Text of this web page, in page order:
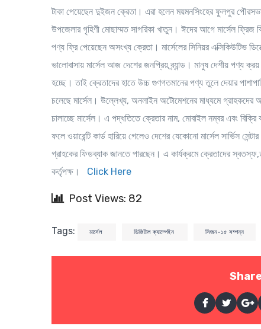
টাকা পেয়েছেন দুইজন ক্রেতা। এরা হলেন ময়মনসিংহের ফুলপুর
উপজেলার গৃহিণী মোছাম্মত সাগরিকা খাতুন। ঈদের আগে মার্সেল ফ্রিজ
পণ্য ফ্রি পেয়েছেন অসংখ্য ক্রেতা। মার্সেলের সিনিয়র
ভালোবাসায় মার্সেল আজ দেশের জনপ্রিয় ব্র্যান্ড। মানুষ দেশীয় পণ্য
হচ্ছে। তাই ক্রেতাদের হাতে উচ্চ গুণগতমানের পণ্য তুলে দেয়ার
চলেছে মার্সেল। উল্লেখ্য, অনলাইন অটোমেশনের মাধ্যমে গ্রাহকদের
চালাচ্ছে মার্সেল। এ পদ্ধতিতে ক্রেতার নাম, মোবাইল নম্বর এবং বিক্রি
ফলে ওয়ারেন্টি কার্ড হারিয়ে গেলেও দেশের যেকোনো মার্সেল সার্ভিস
গ্রাহকের ফিডব্যাক জানতে পারছেন। এ কার্যক্রমে ক্রেতাদের
কর্তৃপক্ষ। Click Here
Post Views: 82
Tags: মার্সেল ডিজিটাল ক্যাম্পেইন সিজন-১৫ সম্পন্ন